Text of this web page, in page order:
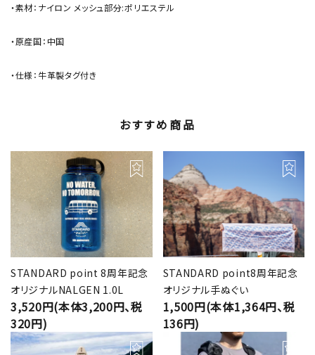
・素材：ナイロン メッシュ部分:ポリエステル
・原産国：中国
・仕様：牛革製タグ付き
おすすめ商品
STANDARD point 8周年記念
オリジナルNALGEN 1.0L
3,520円(本体3,200円、税
320円)
STANDARD point8周年記念
オリジナル手ぬぐい
1,500円(本体1,364円、税
136円)